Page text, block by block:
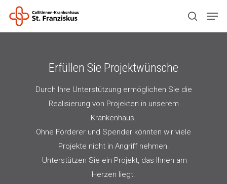
zum Schließen.
Erfüllen Sie Projektwünsche
Durch Ihre Unterstützung ermöglichen Sie die
Realisierung von Projekten in unserem
Krankenhaus.
Ohne Förderer und Spender könnten wir viele
Projekte nicht in Angriff nehmen.
Unterstützen Sie ein Projekt, das Ihnen am
Herzen liegt.